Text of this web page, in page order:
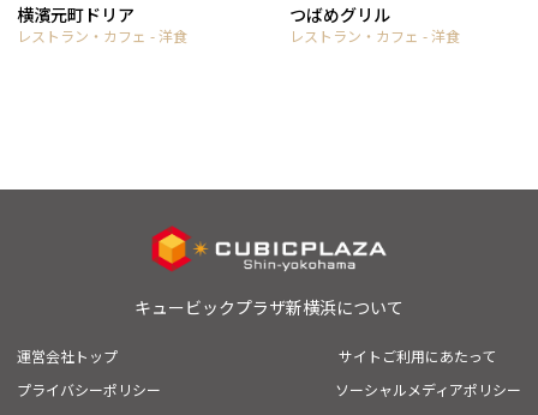
横濱元町ドリア
レストラン・カフェ - 洋食
つばめグリル
レストラン・カフェ - 洋食
キュービックプラザ新横浜について
運営会社トップ
サイトご利用にあたって
プライバシーポリシー
ソーシャルメディアポリシー